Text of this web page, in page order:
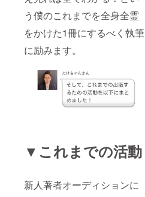
う僕のこれまでを全身全霊
をかけた1冊にするべく執筆
に励みます。
▼これまでの活動
新人著者オーディションに